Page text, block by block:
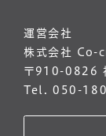
運営会社
株式会社
〒910-0826
Tel. 050-